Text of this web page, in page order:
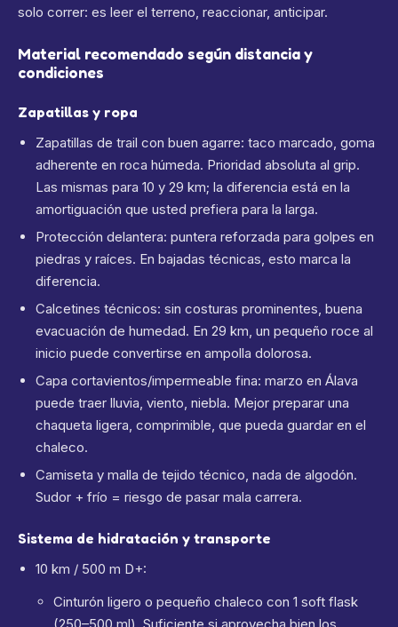
solo correr: es leer el terreno, reaccionar, anticipar.
Material recomendado según distancia y
condiciones
Zapatillas y ropa
Zapatillas de trail con buen agarre: taco marcado, goma
adherente en roca húmeda. Prioridad absoluta al grip.
Las mismas para 10 y 29 km; la diferencia está en la
amortiguación que usted prefiera para la larga.
Protección delantera: puntera reforzada para golpes en
piedras y raíces. En bajadas técnicas, esto marca la
diferencia.
Calcetines técnicos: sin costuras prominentes, buena
evacuación de humedad. En 29 km, un pequeño roce al
inicio puede convertirse en ampolla dolorosa.
Capa cortavientos/impermeable fina: marzo en Álava
puede traer lluvia, viento, niebla. Mejor preparar una
chaqueta ligera, comprimible, que pueda guardar en el
chaleco.
Camiseta y malla de tejido técnico, nada de algodón.
Sudor + frío = riesgo de pasar mala carrera.
Sistema de hidratación y transporte
10 km / 500 m D+:
Cinturón ligero o pequeño chaleco con 1 soft flask